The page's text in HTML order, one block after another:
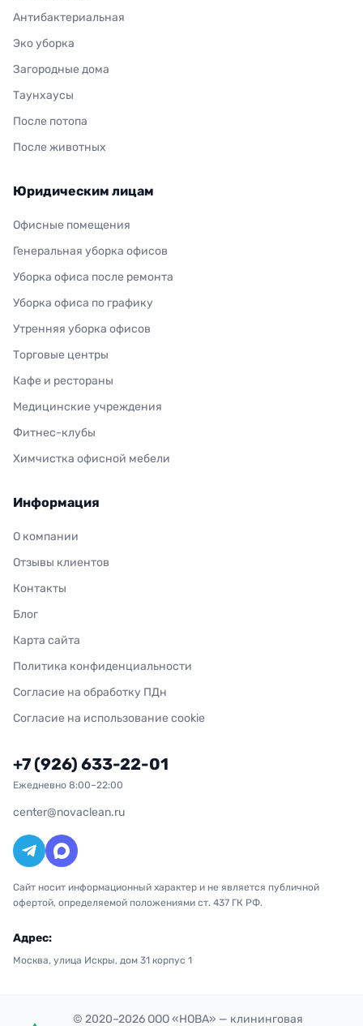
Антибактериальная
Эко уборка
Загородные дома
Таунхаусы
После потопа
После животных
Юридическим лицам
Офисные помещения
Генеральная уборка офисов
Уборка офиса после ремонта
Уборка офиса по графику
Утренняя уборка офисов
Торговые центры
Кафе и рестораны
Медицинские учреждения
Фитнес-клубы
Химчистка офисной мебели
Информация
О компании
Отзывы клиентов
Контакты
Блог
Карта сайта
Политика конфиденциальности
Согласие на обработку ПДн
Согласие на использование cookie
+7 (926) 633-22-01
Ежедневно 8:00–22:00
center@novaclean.ru
Сайт носит информационный характер и не является публичной
офертой, определяемой положениями ст. 437 ГК РФ.
Адрес:
Москва, улица Искры, дом 31 корпус 1
© 2020–2026 ООО «НОВА» — клининговая